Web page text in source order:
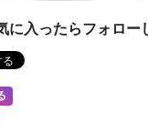
に入ったらフォロー